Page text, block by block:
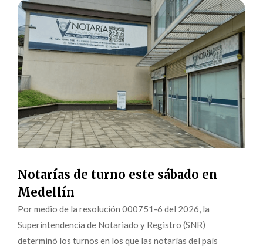
Notarías de turno este sábado en
Medellín
Por medio de la resolución 000751-6 del 2026, la
Superintendencia de Notariado y Registro (SNR)
determinó los turnos en los que las notarías del país